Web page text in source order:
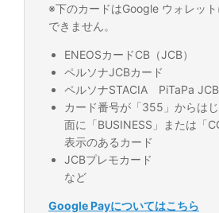
※下のカードはGoogle ウォレッ
できません。
ENEOSカードCB（JCB）
ペルソナJCBカード
ペルソナSTACIA PiTaPa
カード番号が「355」からは
面に「BUSINESS」または「
表示のあるカード
JCBプレモカード
など
Google Payについてはこちら